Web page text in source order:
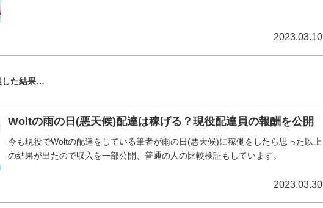
2023.03.10
した結果…
Woltの雨の日(悪天候)配達は稼げる？現役配達員の報酬を公開
今も現役でWoltの配達をしている筆者が雨の日(悪天候)に稼働をしたら思った以上
の結果が出たので収入を一部公開、普通の人の比較検証もしています。
2023.03.30